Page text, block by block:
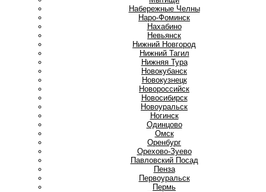
Набережные Челны
Наро-Фоминск
Нахабино
Невьянск
Нижний Новгород
Нижний Тагил
Нижняя Тура
Новокубанск
Новокузнецк
Новороссийск
Новосибирск
Новоуральск
Ногинск
Одинцово
Омск
Оренбург
Орехово-Зуево
Павловский Посад
Пенза
Первоуральск
Пермь